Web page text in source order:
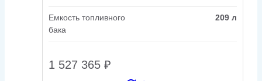
Емкость топливного
бака
209 л
1 527 365 ₽